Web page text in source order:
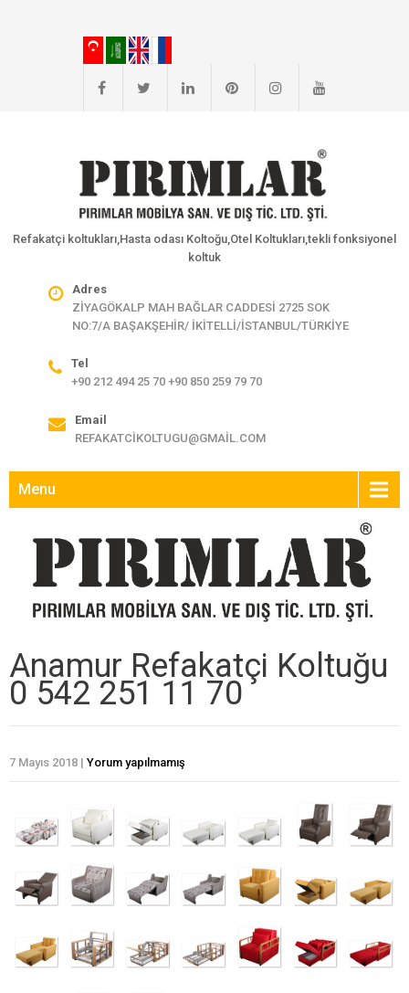
Refakatçi koltukları,Hasta odası Koltoğu,Otel Koltukları,tekli fonksiyonel
koltuk
Adres
ZİYAGÖKALP MAH BAĞLAR CADDESİ 2725 SOK
NO:7/A BAŞAKŞEHİR/ İKİTELLİ/İSTANBUL/TÜRKİYE
Tel
+90 212 494 25 70 +90 850 259 79 70
Email
REFAKATCIKOLTUGU@GMAIL.COM
Menu
Anamur Refakatçi Koltuğu
0 542 251 11 70
7 Mayıs 2018 | Yorum yapılmamış